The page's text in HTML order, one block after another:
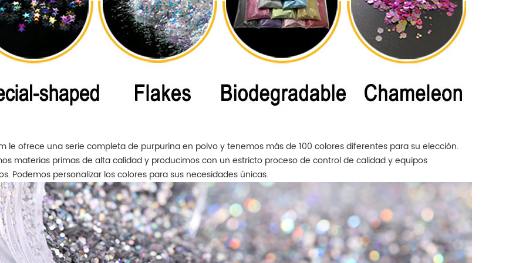
le ofrece una serie completa de purpurina en polvo y tenemos más de 100 colores diferentes para su elección.
materias primas de alta calidad y producimos con un estricto proceso de control de calidad y equipos
Podemos personalizar los colores para sus necesidades únicas.
RITE, prueba QUV,
la buena calidad
perlado.
resistente a altas temperaturas,
colores de moda, varios polvos de
brillo para su elección.
magnético ópticamente variable
(OVMP) .